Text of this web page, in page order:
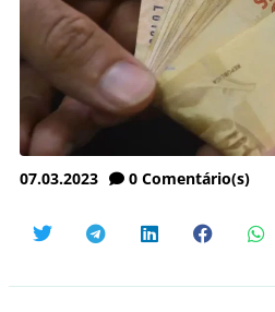
07.03.2023 0 Comentário(s)